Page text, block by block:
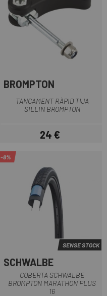
BROMPTON
TANCAMENT RÀPID TIJA
SILLIN BROMPTON
Preu
24 €
-8%
SENSE STOCK
SCHWALBE
COBERTA SCHWALBE
BROMPTON MARATHON PLUS
16